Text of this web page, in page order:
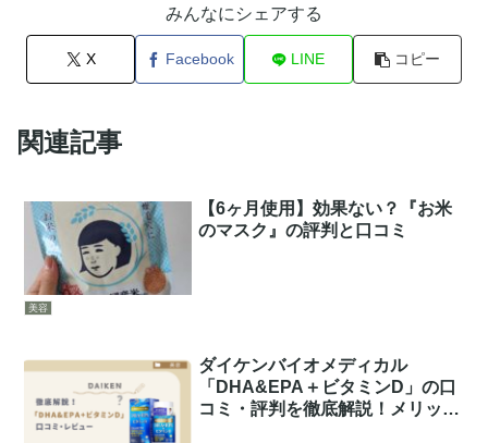
みんなにシェアする
X Facebook LINE コピー
関連記事
美容
【6ヶ月使用】効果ない？『お米
のマスク』の評判と口コミ
ダイケンバイオメディカル
「DHA&EPA＋ビタミンD」の口
コミ・評判を徹底解説！メリット